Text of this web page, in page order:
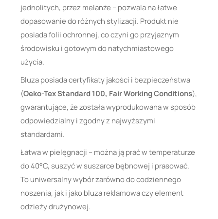
jednolitych, przez melanże – pozwala na łatwe
dopasowanie do różnych stylizacji. Produkt nie
posiada folii ochronnej, co czyni go przyjaznym
środowisku i gotowym do natychmiastowego
użycia.
Bluza posiada certyfikaty jakości i bezpieczeństwa
(Oeko-Tex Standard 100, Fair Working Conditions),
gwarantujące, że została wyprodukowana w sposób
odpowiedzialny i zgodny z najwyższymi
standardami.
Łatwa w pielęgnacji – można ją prać w temperaturze
do 40°C, suszyć w suszarce bębnowej i prasować.
To uniwersalny wybór zarówno do codziennego
noszenia, jak i jako bluza reklamowa czy element
odzieży drużynowej.